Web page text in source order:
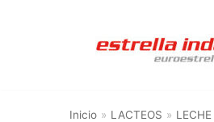
Inicio » LACTEOS » LECHE